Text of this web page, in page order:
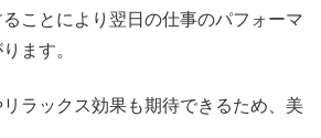
ことにより翌日の仕事のパフォーマ
ます。
ラックス効果も期待できるため、美